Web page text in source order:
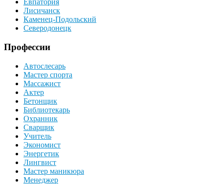
Евпатория
Лисичанск
Каменец-Подольский
Северодонецк
Профессии
Автослесарь
Мастер спорта
Массажист
Актер
Бетонщик
Библиотекарь
Охранник
Сварщик
Учитель
Экономист
Энергетик
Лингвист
Мастер маникюра
Менеджер